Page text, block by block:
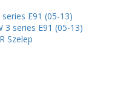
E91 (05-13)
3 series E91 (05-13)
Szelep